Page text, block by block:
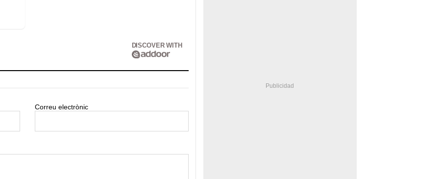
DISCOVER WITH
Correu electrònic